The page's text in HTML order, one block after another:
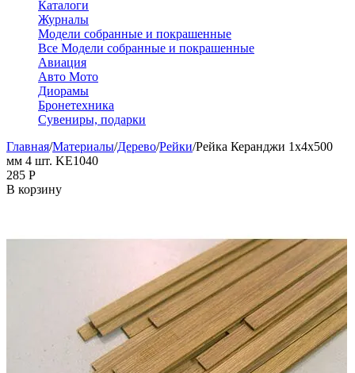
Каталоги
Журналы
Модели собранные и покрашенные
Все Модели собранные и покрашенные
Авиация
Авто Мото
Диорамы
Бронетехника
Сувениры, подарки
Главная/Материалы/Дерево/Рейки/Рейка Керанджи 1х4х500
мм 4 шт. KE1040
‍285‍ Р
В корзину